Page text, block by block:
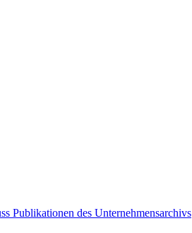
Publikationen des Unternehmensarchivs